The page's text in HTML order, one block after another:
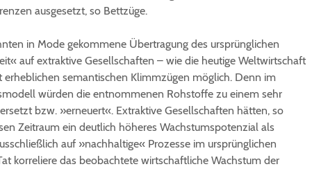
ausgesetzt, so Bettzüge.
in Mode gekommene Übertragung des ursprünglichen
auf extraktive Gesellschaften – wie die heutige Weltwirtschaft
erheblichen semantischen Klimmzügen möglich. Denn im
würden die entnommenen Rohstoffe zu einem sehr
bzw. »erneuert«. Extraktive Gesellschaften hätten, so
Zeitraum ein deutlich höheres Wachstumspotenzial als
auf »nachhaltige« Prozesse im ursprünglichen
korreliere das beobachtete wirtschaftliche Wachstum der